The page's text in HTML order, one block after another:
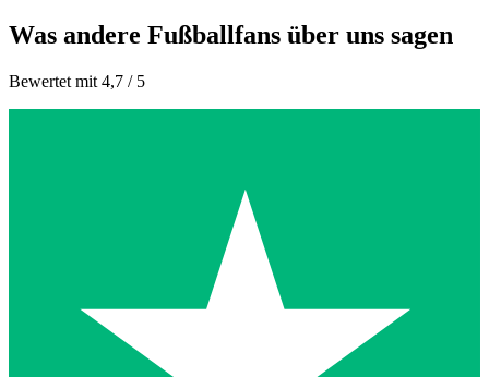
Was andere Fußballfans über uns sagen
Bewertet mit 4,7 / 5